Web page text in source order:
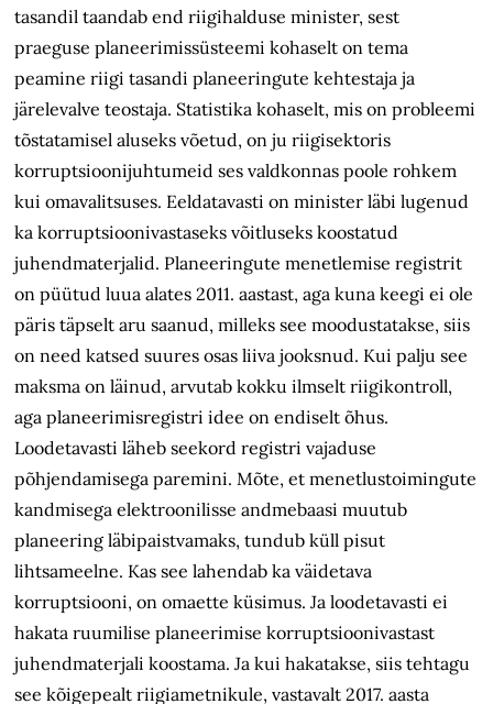
tasandil taandab end riigihalduse minister, sest
praeguse planeerimissüsteemi kohaselt on tema
peamine riigi tasandi planeeringute kehtestaja ja
järelevalve teostaja. Statistika kohaselt, mis on probleemi
tõstatamisel aluseks võetud, on ju riigisektoris
korruptsioonijuhtumeid ses valdkonnas poole rohkem
kui omavalitsuses. Eeldatavasti on minister läbi lugenud
ka korruptsioonivastaseks võitluseks koostatud
juhendmaterjalid. Planeeringute menetlemise registrit
on püütud luua alates 2011. aastast, aga kuna keegi ei ole
päris täpselt aru saanud, milleks see moodustatakse, siis
on need katsed suures osas liiva jooksnud. Kui palju see
maksma on läinud, arvutab kokku ilmselt riigikontroll,
aga planeerimisregistri idee on endiselt õhus.
Loodetavasti läheb seekord registri vajaduse
põhjendamisega paremini. Mõte, et menetlustoimingute
kandmisega elektroonilisse andmebaasi muutub
planeering läbipaistvamaks, tundub küll pisut
lihtsameelne. Kas see lahendab ka väidetava
korruptsiooni, on omaette küsimus. Ja loodetavasti ei
hakata ruumilise planeerimise korruptsioonivastast
juhendmaterjali koostama. Ja kui hakatakse, siis tehtagu
see kõigepealt riigiametnikule, vastavalt 2017. aasta